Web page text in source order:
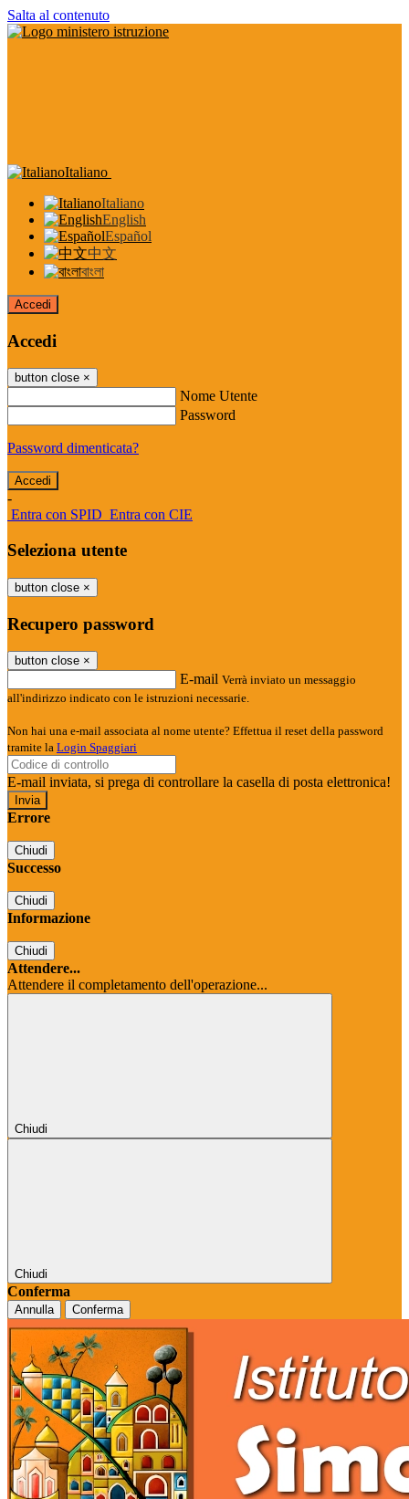
Salta al contenuto
Italiano
Italiano
English
Español
中文
বাংলা
Accedi
Accedi
button close ×
Nome Utente
Password
Password dimenticata?
-
Entra con SPID Entra con CIE
Seleziona utente
button close ×
Recupero password
button close ×
E-mail Verrà inviato un messaggio
all'indirizzo indicato con le istruzioni necessarie.
Non hai una e-mail associata al nome utente? Effettua il reset della password
tramite la Login Spaggiari
E-mail inviata, si prega di controllare la casella di posta elettronica!
Errore
Chiudi
Successo
Chiudi
Informazione
Chiudi
Attendere...
Attendere il completamento dell'operazione...
Chiudi
Chiudi
Conferma
Annulla Conferma